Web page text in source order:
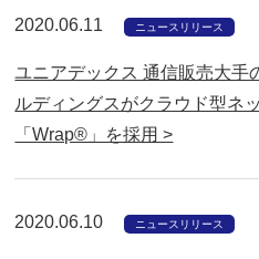
2020.06.11 ニュースリリース
ユニアデックス 通信販売大手
ルディングスがクラウド型ネ
「Wrap®」を採用 >
2020.06.10 ニュースリリース